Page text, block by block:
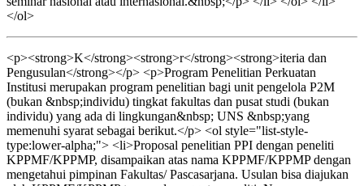
</ol>
<p><strong>K</strong><strong>r</strong><strong>iteria dan
Pengusulan</strong></p> <p>Program Penelitian Perkuatan
Institusi merupakan program penelitian bagi unit pengelola P2M
(bukan &nbsp;individu) tingkat fakultas dan pusat studi (bukan
individu) yang ada di lingkungan&nbsp; UNS &nbsp;yang
memenuhi syarat sebagai berikut.</p> <ol style="list-style-
type:lower-alpha;"> <li>Proposal penelitian PPI dengan peneliti
KPPMF/KPPMP, disampaikan atas nama KPPMF/KPPMP dengan
mengetahui pimpinan Fakultas/ Pascasarjana. Usulan bisa diajukan